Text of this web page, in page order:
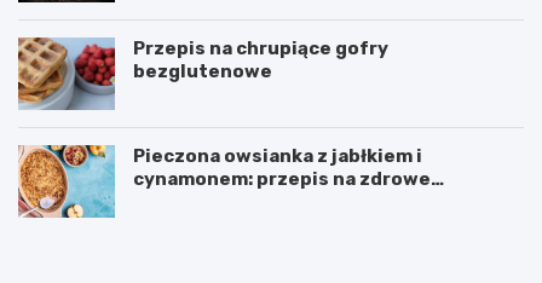
Przepis na chrupiące gofry
bezglutenowe
Pieczona owsianka z jabłkiem i
cynamonem: przepis na zdrowe